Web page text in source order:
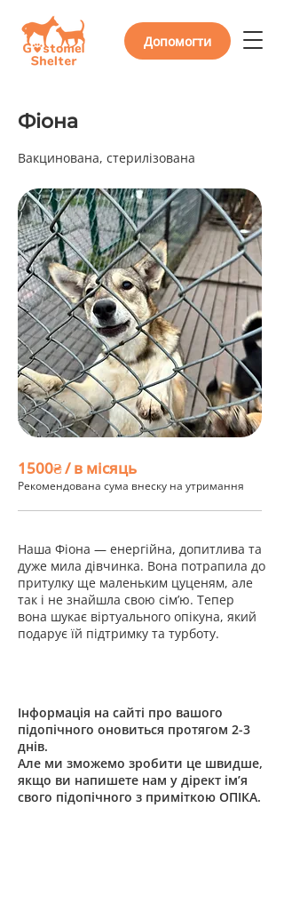
Допомогти
Фіона
Вакцинована, стерилізована
1500₴ / в місяць
Рекомендована сума внеску на утримання
Наша Фіона — енергійна, допитлива та
дуже мила дівчинка. Вона потрапила до
притулку ще маленьким цуценям, але
так і не знайшла свою сім’ю. Тепер
вона шукає віртуального опікуна, який
подарує їй підтримку та турботу.
Інформація на сайті про вашого
підопічного оновиться протягом 2-3
днів.
Але ми зможемо зробити це швидше,
якщо ви напишете нам у дірект ім’я
свого підопічного з приміткою ОПІКА.